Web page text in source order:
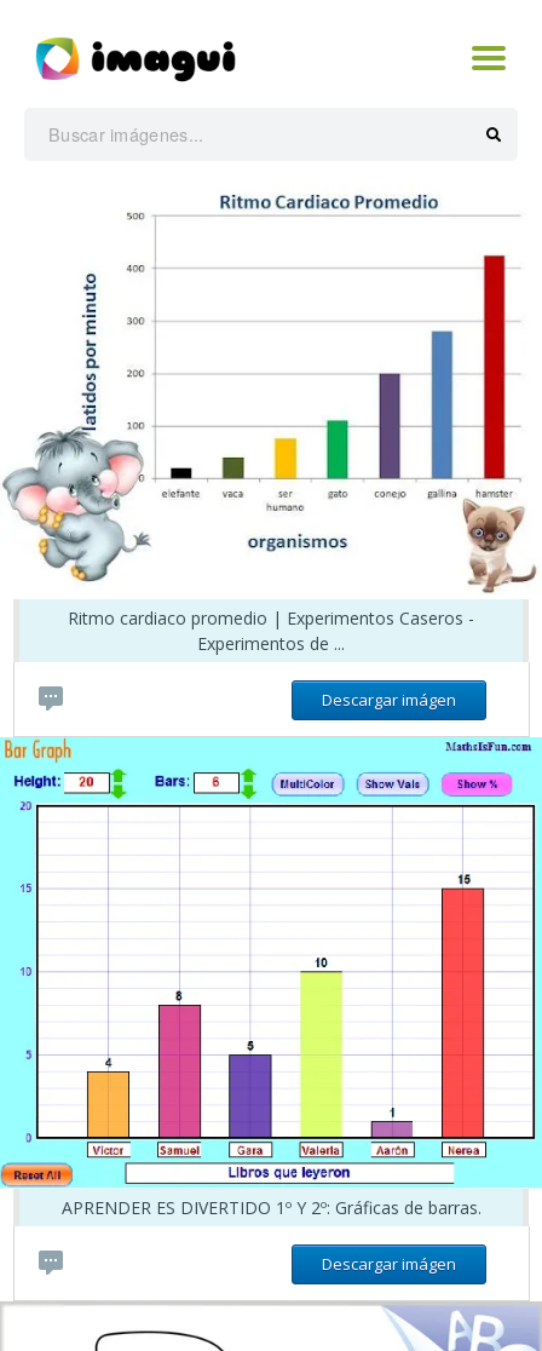
Ritmo cardiaco promedio | Experimentos Caseros -
Experimentos de ...
Descargar imágen
APRENDER ES DIVERTIDO 1º Y 2º: Gráficas de barras.
Descargar imágen